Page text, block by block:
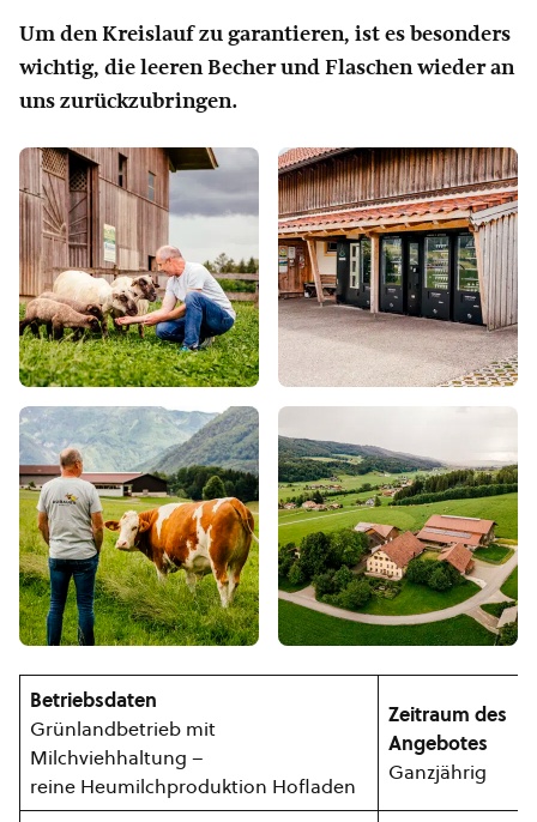
Um den Kreislauf zu garantieren, ist es besonders
wichtig, die leeren Becher und Flaschen wieder an
uns zurückzubringen.
Betriebsdaten
Grünlandbetrieb mit
Milchviehhaltung –
reine Heumilchproduktion Hofladen
Zeitraum des
Angebotes
Ganzjährig